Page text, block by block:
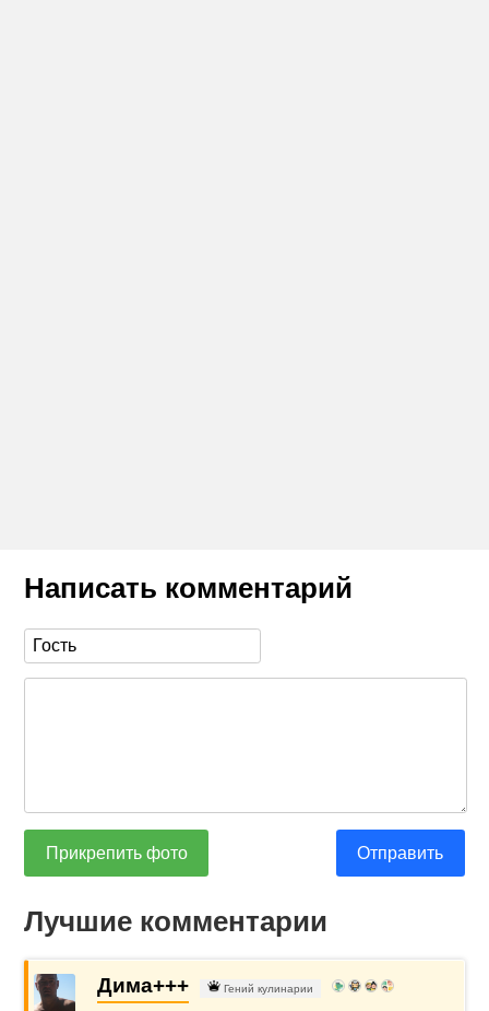
Написать комментарий
Прикрепить фото Отправить
Лучшие комментарии
Дима+++ Гений кулинарии